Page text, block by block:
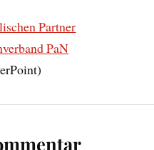
Partner
PaN